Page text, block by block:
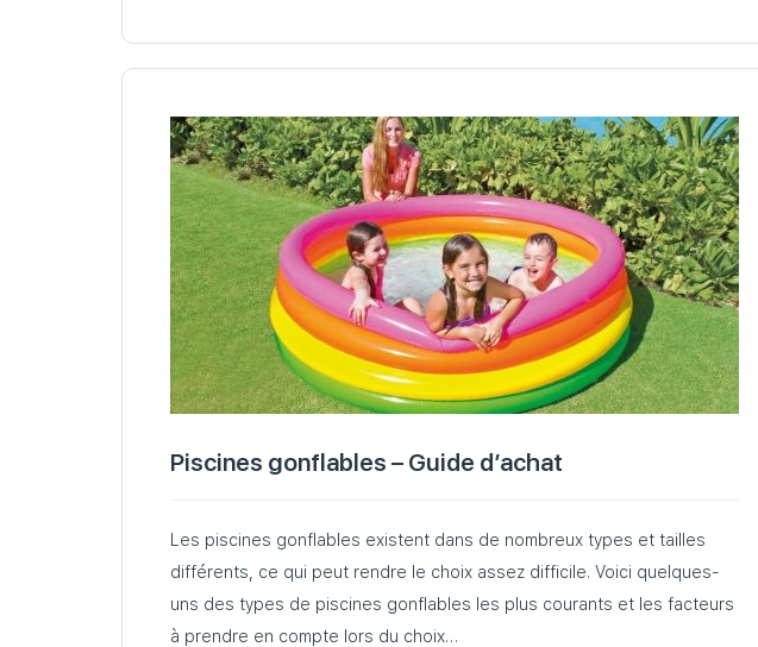
Piscines gonflables – Guide d’achat
Les piscines gonflables existent dans de nombreux types et tailles
différents, ce qui peut rendre le choix assez difficile. Voici quelques-
uns des types de piscines gonflables les plus courants et les facteurs
à prendre en compte lors du choix…